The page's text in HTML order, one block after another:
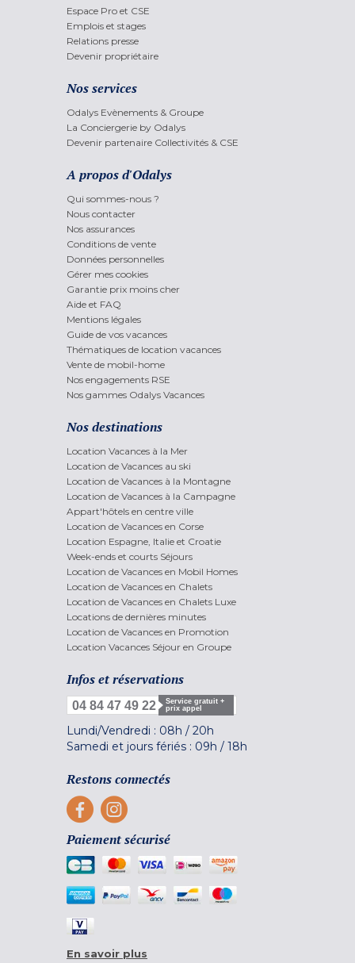
Espace Pro et CSE
Emplois et stages
Relations presse
Devenir propriétaire
Nos services
Odalys Evènements & Groupe
La Conciergerie by Odalys
Devenir partenaire Collectivités & CSE
A propos d'Odalys
Qui sommes-nous ?
Nous contacter
Nos assurances
Conditions de vente
Données personnelles
Gérer mes cookies
Garantie prix moins cher
Aide et FAQ
Mentions légales
Guide de vos vacances
Thématiques de location vacances
Vente de mobil-home
Nos engagements RSE
Nos gammes Odalys Vacances
Nos destinations
Location Vacances à la Mer
Location de Vacances au ski
Location de Vacances à la Montagne
Location de Vacances à la Campagne
Appart'hôtels en centre ville
Location de Vacances en Corse
Location Espagne, Italie et Croatie
Week-ends et courts Séjours
Location de Vacances en Mobil Homes
Location de Vacances en Chalets
Location de Vacances en Chalets Luxe
Locations de dernières minutes
Location de Vacances en Promotion
Location Vacances Séjour en Groupe
Infos et réservations
04 84 47 49 22
Service gratuit +
prix appel
Lundi/Vendredi : 08h / 20h
Samedi et jours fériés : 09h / 18h
Restons connectés
Paiement sécurisé
En savoir plus